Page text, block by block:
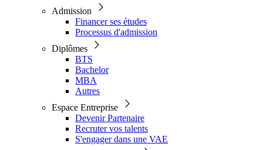
Admission
Financer ses études
Processus d'admission
Diplômes
BTS
Bachelor
MBA
Autres
Espace Entreprise
Devenir Partenaire
Recruter vos talents
S'engager dans une VAE